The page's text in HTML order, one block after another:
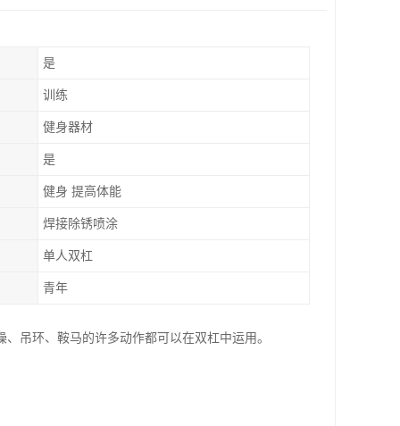
是
训练
健身器材
是
健身 提高体能
焊接除锈喷涂
单人双杠
青年
吊环、鞍马的许多动作都可以在双杠中运用。